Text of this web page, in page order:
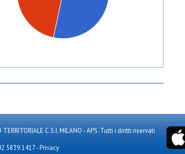
C.S.I. MILANO - APS. Tutti i diritti riservati
5839.1417-Privacy